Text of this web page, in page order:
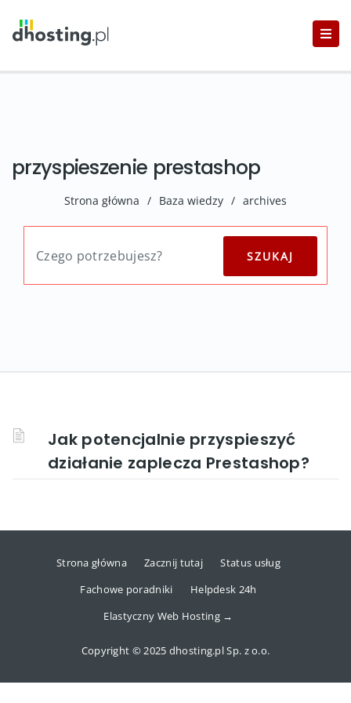
przyspieszenie prestashop
Strona główna / Baza wiedzy / archives
Jak potencjalnie przyspieszyć
działanie zaplecza Prestashop?
Strona główna Zacznij tutaj
Status usług
Fachowe poradniki
Helpdesk 24h
Elastyczny Web Hosting →
Copyright © 2025 dhosting.pl Sp. z o.o.